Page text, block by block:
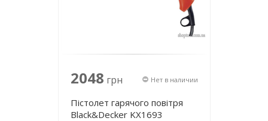
2048 грн Нет в наличии
Пістолет гарячого повітря
Black&Decker KX1693